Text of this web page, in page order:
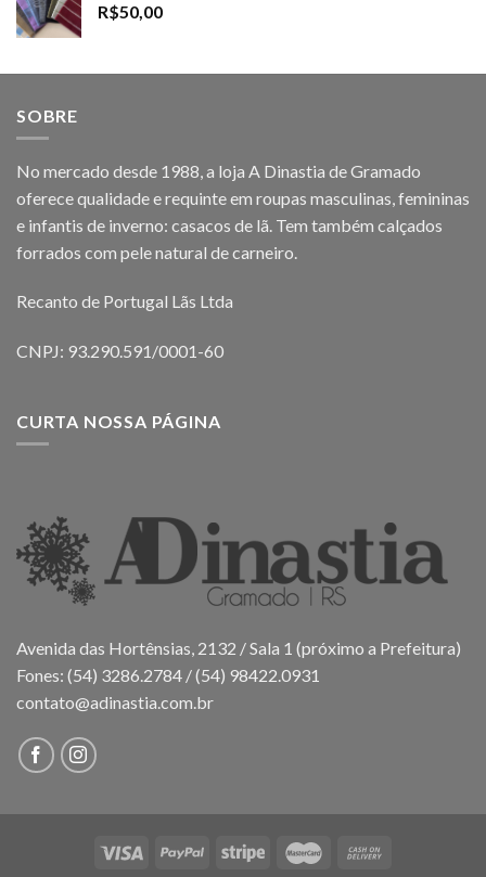
R$50,00
SOBRE
No mercado desde 1988, a loja A Dinastia de Gramado
oferece qualidade e requinte em roupas masculinas, femininas
e infantis de inverno: casacos de lã. Tem também calçados
forrados com pele natural de carneiro.
Recanto de Portugal Lãs Ltda
CNPJ: 93.290.591/0001-60
CURTA NOSSA PÁGINA
Avenida das Hortênsias, 2132 / Sala 1 (próximo a Prefeitura)
Fones: (54) 3286.2784 / (54) 98422.0931
contato@adinastia.com.br